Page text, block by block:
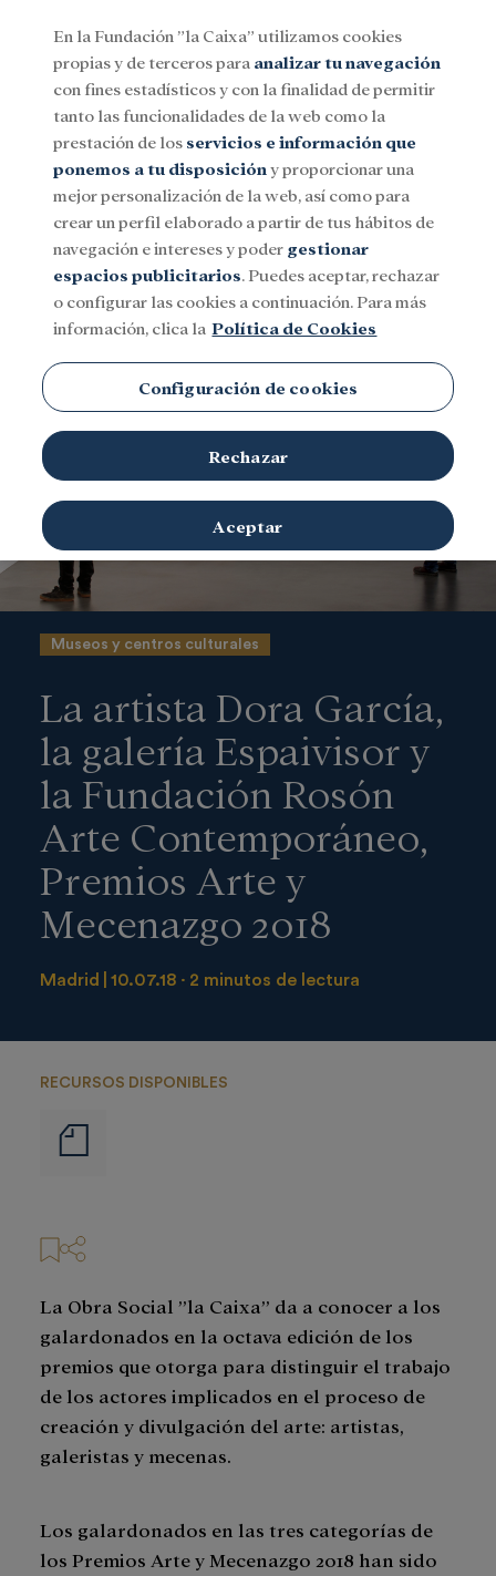
Menu
SocialInvestigación y becasCultura
Museos y centros culturales
La artista Dora García,
la galería Espaivisor y
la Fundación Rosón
Arte Contemporáneo,
Premios Arte y
Mecenazgo 2018
Madrid 10.07.18 2 minutos de lectura
RECURSOS DISPONIBLES
de
La Obra Social ”la Caixa” da a conocer a los
galardonados en la octava edición de los
premios que otorga para distinguir el trabajo
de los actores implicados en el proceso de
creación y divulgación del arte: artistas,
galeristas y mecenas.
Los galardonados en las tres categorías de
los Premios Arte y Mecenazgo 2018 han sido
En la Fundación ”la Caixa” utilizamos cookies
propias y de terceros para analizar tu navegación
con fines estadísticos y con la finalidad de permitir
tanto las funcionalidades de la web como la
prestación de los servicios e información que
ponemos a tu disposición y proporcionar una
mejor personalización de la web, así como para
crear un perfil elaborado a partir de tus hábitos de
navegación e intereses y poder gestionar
espacios publicitarios. Puedes aceptar, rechazar
o configurar las cookies a continuación. Para más
información, clica la Política de Cookies
Configuración de cookies
Rechazar
Aceptar